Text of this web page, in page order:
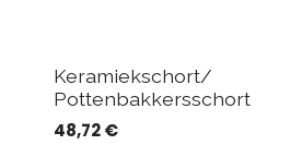
Keramiekschort/
Pottenbakkersschort
48,72€